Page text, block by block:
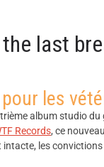
last
les
album studio du
Records, ce
les